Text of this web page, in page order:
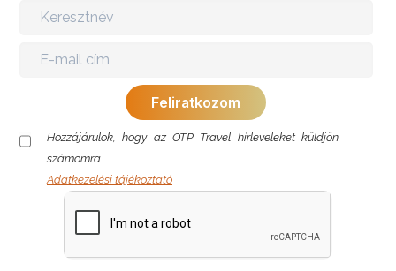
Hozzájárulok, hogy az OTP Travel hírleveleket küldjön
számomra.
Adatkezelési tájékoztató